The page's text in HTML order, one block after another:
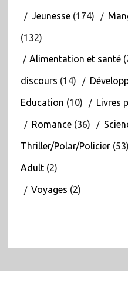
Jeunesse(174)
(132)
Alimentation et santé
discours (14)
Education (10) Livres
Romance(36)
Thriller/Polar/Policier(53)
Adult(2)
Voyages (2)